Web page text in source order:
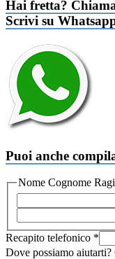
Hai fretta?
Scrivi su
Puoi anche
Nome Cognome
Recapito telefonico *
Dove possiamo aiutarti?